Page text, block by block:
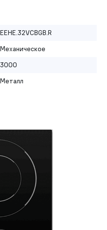
EEHE.32VCBGB.R
Механическое
3000
Металл